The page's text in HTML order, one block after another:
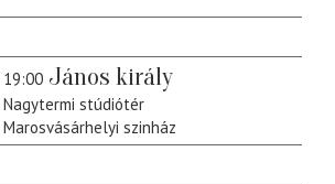
19:00 János király
Nagytermi stúdiótér
Marosvásárhelyi szinház